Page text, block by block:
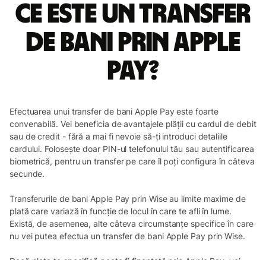
Ce este un transfer
de bani prin Apple
Pay?
Efectuarea unui transfer de bani Apple Pay este foarte
convenabilă. Vei beneficia de avantajele plății cu cardul de debit
sau de credit - fără a mai fi nevoie să-ți introduci detaliile
cardului. Folosește doar PIN-ul telefonului tău sau autentificarea
biometrică, pentru un transfer pe care îl poți configura în câteva
secunde.
Transferurile de bani Apple Pay prin Wise au limite maxime de
plată care variază în funcție de locul în care te afli în lume.
Există, de asemenea, alte câteva circumstanțe specifice în care
nu vei putea efectua un transfer de bani Apple Pay prin Wise.